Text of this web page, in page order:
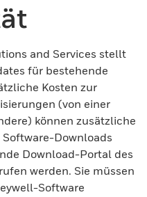
and Services stellt
für bestehende
Kosten zur
(von einer
können zusätzliche
Downloads
Download-Portal des
werden. Sie müssen
Software